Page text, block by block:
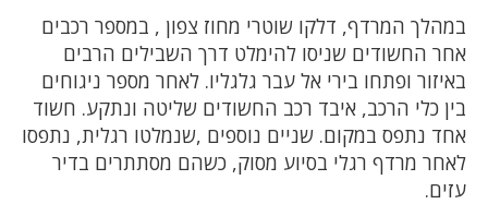
במהלך המרדף, דלקו שוטרי מחוז צפון , במספר רכבים
אחר החשודים שניסו להימלט דרך השבילים הרבים
באיזור ופתחו בירי אל עבר גלגליו. לאחר מספר ניגוחים
בין כלי הרכב, איבד רכב החשודים שליטה ונתקע. חשוד
אחד נתפס במקום. שניים נוספים ,שנמלטו רגלית, נתפסו
לאחר מרדף רגלי בסיוע מסוק, כשהם מסתתרים בדיר
עזים.